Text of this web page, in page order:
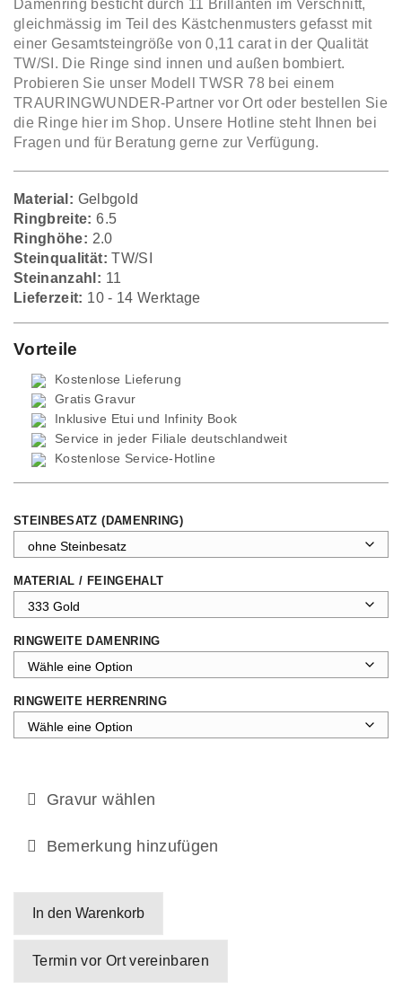
Damenring besticht durch 11 Brillanten im Verschnitt,
gleichmässig im Teil des Kästchenmusters gefasst mit
einer Gesamtsteingröße von 0,11 carat in der Qualität
TW/SI. Die Ringe sind innen und außen bombiert.
Probieren Sie unser Modell TWSR 78 bei einem
TRAURINGWUNDER-Partner vor Ort oder bestellen Sie
die Ringe hier im Shop. Unsere Hotline steht Ihnen bei
Fragen und für Beratung gerne zur Verfügung.
Material: Gelbgold
Ringbreite: 6.5
Ringhöhe: 2.0
Steinqualität: TW/SI
Steinanzahl: 11
Lieferzeit: 10 - 14 Werktage
Vorteile
Kostenlose Lieferung
Gratis Gravur
Inklusive Etui und Infinity Book
Service in jeder Filiale deutschlandweit
Kostenlose Service-Hotline
STEINBESATZ (DAMENRING)
MATERIAL / FEINGEHALT
RINGWEITE DAMENRING
RINGWEITE HERRENRING
Gravur wählen
Bemerkung hinzufügen
In den Warenkorb
Termin vor Ort vereinbaren